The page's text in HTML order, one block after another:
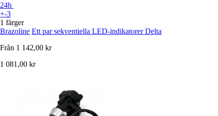
24h
+-3
1 färger
Brazoline Ett par sekventiella LED-indikatorer Delta
Från 1 142,00 kr
1 081,00 kr